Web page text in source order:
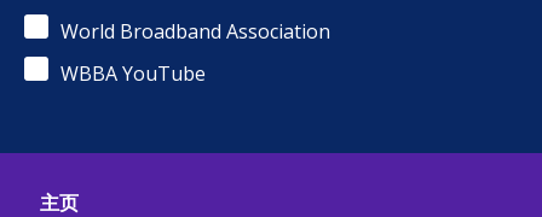
World Broadband Association
WBBA YouTube
主页